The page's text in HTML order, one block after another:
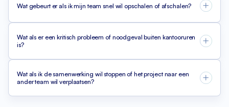
Wat gebeurt er als ik mijn team snel wil opschalen of afschalen?
Wat als er een kritisch probleem of noodgeval buiten kantooruren
is?
Wat als ik de samenwerking wil stoppen of het project naar een
ander team wil verplaatsen?